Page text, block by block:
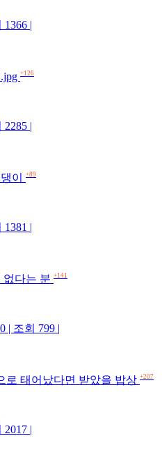
1366 |
+126
2285 |
이 +89
1381 |
없다는 분 +141
| 조회 799 |
로 태어났다면 받았을 밥상 +207
2017 |